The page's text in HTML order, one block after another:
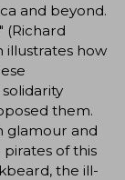
and beyond.
(Richard
illustrates how
them.
glamour and
of this
the ill-